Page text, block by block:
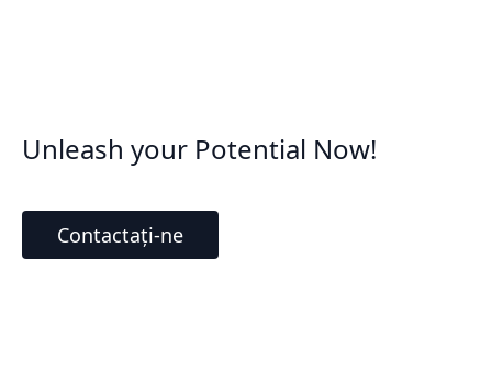
Unleash your Potential Now!
Contactați-ne